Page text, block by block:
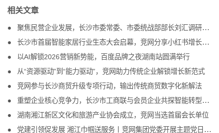
相关文章
聚焦民营企业发展，长沙市委常委、市委统战部部长刘汇调研竞网
长沙市首届智能家居行业生态大会启幕，竞网分享小红书增长方案
以AI解锁2026营销新势能，百度品牌之夜湖南站圆满举行
从“资源驱动”到“能力驱动”，竞网助力传统企业解锁增长新范式
竞网参与长沙商贸升级专项行动，输出传统商贸数字化新解法
重塑企业核心竞争力，长沙市工商联与会员企业共探智能转型新路径
湖南湘江新区文化和旅游产业协会成立，竞网当选首届会长单位
党建引领促发展 湘江巾帼送服务丨竞网集团党委开展主题党日活动